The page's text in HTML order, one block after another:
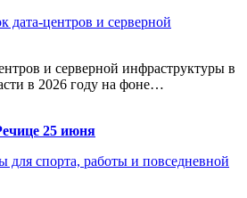
дата-центров и серверной
и серверной инфраструктуры в
в 2026 году на фоне…
25 июня
для спорта, работы и повседневной